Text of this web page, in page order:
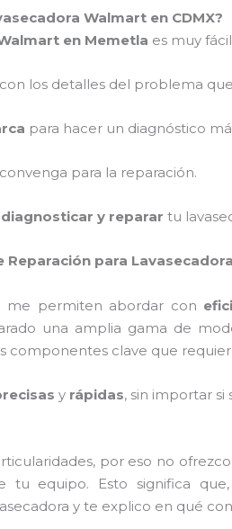
Walmart en CDMX?
en Memetla es muy
con los detalles del problema
para hacer un diagnóstico
para la reparación.
diagnosticar y reparar tu
Reparación para
me permiten abordar con
una amplia gama de
componentes clave que
y rápidas, sin importar
por eso no
tu equipo. Esto significa
y te explico en qué